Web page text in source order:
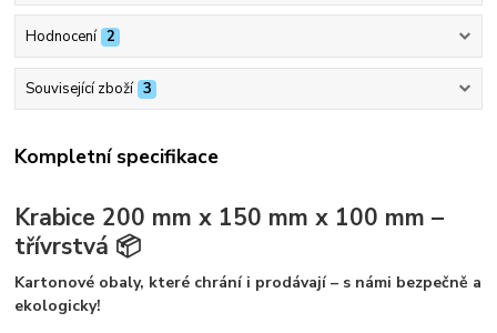
Hodnocení 2
Související zboží 3
Kompletní specifikace
Krabice 200 mm x 150 mm x 100 mm –
třívrstvá 📦
Kartonové obaly, které chrání i prodávají – s námi bezpečně a
ekologicky!